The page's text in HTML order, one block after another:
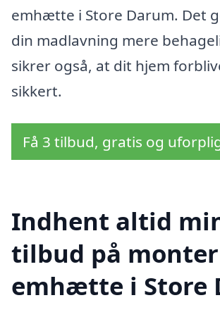
emhætte i Store Darum. Det
din madlavning mere
sikrer også, at dit hjem
sikkert.
Få 3 tilbud, gratis og
Indhent altid
tilbud på
emhætte i Store